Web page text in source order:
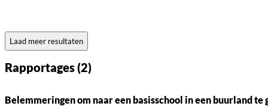
Laad meer resultaten
Rapportages (2)
Belemmeringen om naar een basisschool in een buurland te